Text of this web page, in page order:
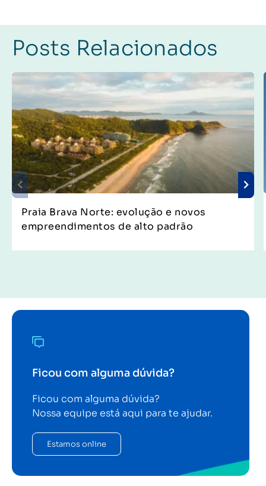
Posts Relacionados
Praia Brava Norte: evolução e novos
empreendimentos de alto padrão
Ficou com alguma dúvida?
Ficou com alguma dúvida?
Nossa equipe está aqui para te ajudar.
Estamos online